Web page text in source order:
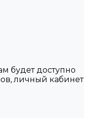
будет доступно
личный кабинет